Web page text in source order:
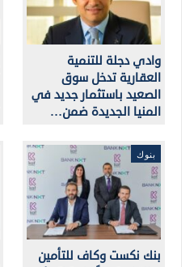
وادي دجلة للتنمية
العقارية تدخل سوق
الصعيد باستثمار جديد في
المنيا الجديدة ضمن…
بنوك
بنك نكست وكاف للتأمين